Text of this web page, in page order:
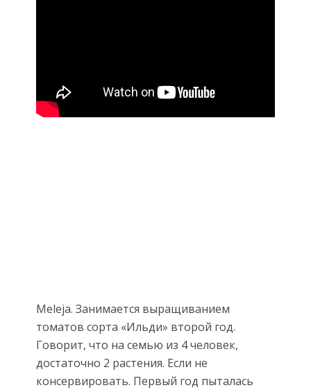
Meleja. Занимается выращиванием
томатов сорта «Ильди» второй год.
Говорит, что на семью из 4 человек,
достаточно 2 растения. Если не
консервировать. Первый год пыталась